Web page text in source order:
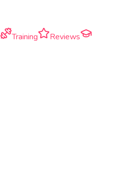
Training
Reviews